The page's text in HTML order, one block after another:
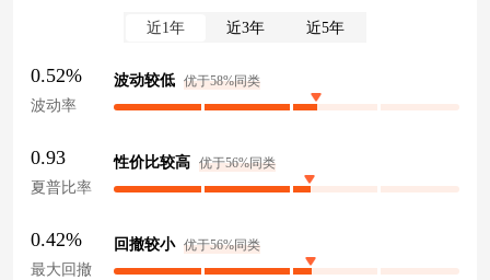
近1年 近3年 近5年
0.52%
波动率
波动较低 优于58%同类
0.93
夏普比率
性价比较高 优于56%同类
0.42%
最大回撤
回撤较小 优于56%同类